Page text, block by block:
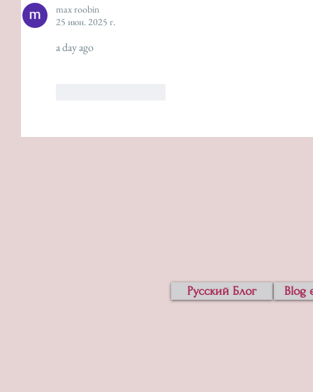
max roobin
25 июн. 2025 г.
a day ago
Русский Блог Blog